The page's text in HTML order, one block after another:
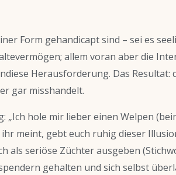
Form gehandicapt sind – sei es
allem voran aber die
Herausforderung. Das
gar misshandelt.
„Ich hole mir lieber einen Welpen
meint, gebt euch ruhig dieser
als seriöse Züchter ausgeben
gehalten und sich selbst